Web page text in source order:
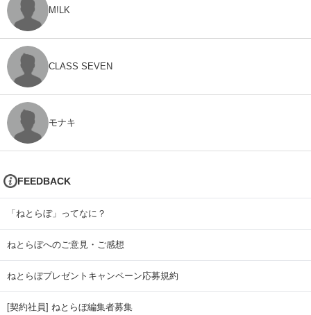
M!LK
CLASS SEVEN
モナキ
FEEDBACK
「ねとらぼ」ってなに？
ねとらぼへのご意見・ご感想
ねとらぼプレゼントキャンペーン応募規約
[契約社員] ねとらぼ編集者募集